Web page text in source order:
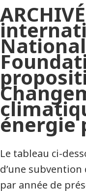
énergie
Le tableau ci-
d’une
par année de